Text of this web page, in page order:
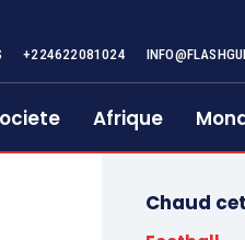
+224622081024
Afrique
Chaud